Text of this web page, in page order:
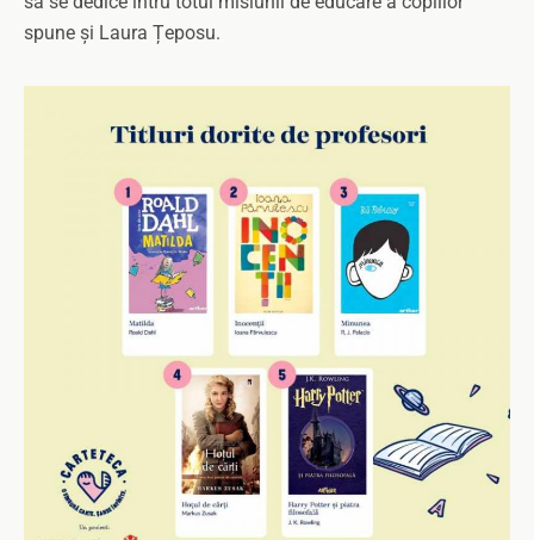
spune și Laura Țeposu.